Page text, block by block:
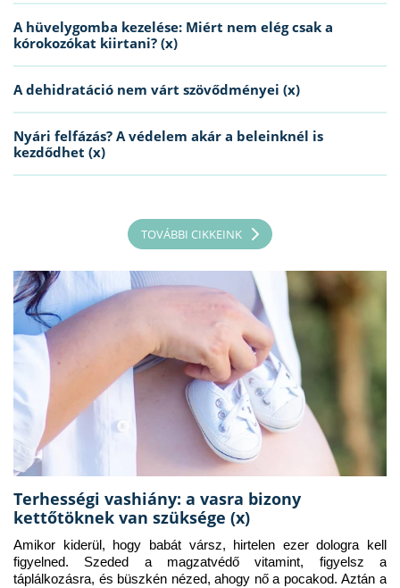
A hüvelygomba kezelése: Miért nem elég csak a
kórokozókat kiirtani? (x)
A dehidratáció nem várt szövődményei (x)
Nyári felfázás? A védelem akár a beleinknél is
kezdődhet (x)
TOVÁBBI CIKKEINK
Terhességi vashiány: a vasra bizony
kettőtöknek van szüksége (x)
Amikor kiderül, hogy babát vársz, hirtelen ezer dologra kell
figyelned. Szeded a magzatvédő vitamint, figyelsz a
táplálkozásra, és büszkén nézed, ahogy nő a pocakod. Aztán a